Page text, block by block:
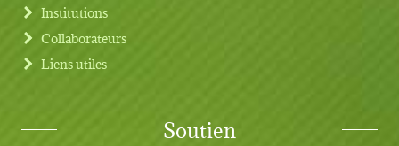
Institutions
Collaborateurs
Liens utiles
Soutien